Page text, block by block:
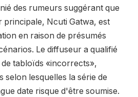
des rumeurs suggérant que
principale, Ncuti Gatwa, est
en raison de présumés
Le diffuseur a qualifié
tabloïds «incorrects»,
selon lesquelles la série de
date risque d'être soumise.